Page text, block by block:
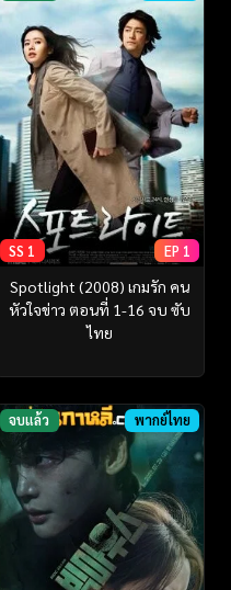
SS 1 EP 1
Spotlight (2008) เกมรัก คน
หัวใจข่าว ตอนที่ 1-16 จบ ซับ
ไทย
จบแล้ว พากย์ไทย